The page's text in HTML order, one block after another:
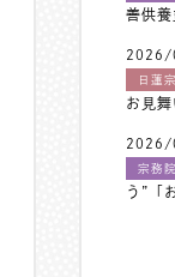
善供
2026/
日蓮
お見舞
2026/
宗務院
う”「